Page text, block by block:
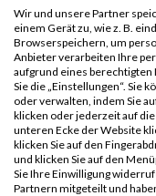
Wir und unsere Partner
einem Gerät zu, wie z. B.
Browserspeichern, um
Anbieter verarbeiten Ihre
aufgrund eines
Sie die „Einstellungen“. Sie
oder verwalten, indem Sie
klicken oder jederzeit auf
unteren Ecke der Website
klicken Sie auf den
und klicken Sie auf den
Sie Ihre Einwilligung
Partnern mitgeteilt und